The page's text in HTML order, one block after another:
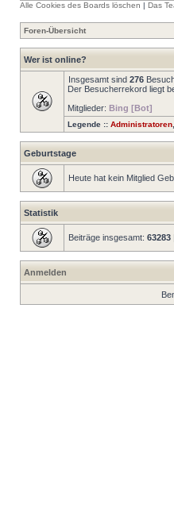
Alle Cookies des Boards löschen | Das
Foren-Übersicht
Wer ist online?
Insgesamt sind 276
Der Besucherrekord liegt
Mitglieder: Bing [Bot]
Legende :: Administratoren
Geburtstage
Heute hat kein Mitglied
Statistik
Beiträge insgesamt: 63283
Anmelden